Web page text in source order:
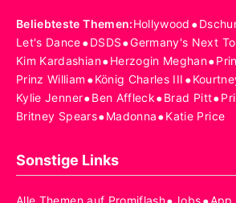
Beliebteste Themen:Hollywood •
Let's Dance•DSDS•Germany's Next
Kim Kardashian•Herzogin Meghan•
Prinz William •König Charles III •
Kylie Jenner•Ben Affleck•Brad Pitt•
Britney Spears•Madonna•Katie Price
Sonstige Links
Alle Themen auf Promiflash Jobs App